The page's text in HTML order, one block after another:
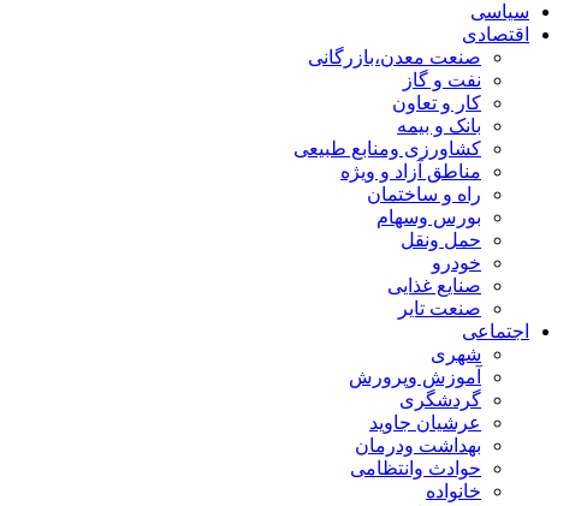
سیاسی
اقتصادی
صنعت معدن،بازرگانی
نفت و گاز
کار و تعاون
بانک و بیمه
کشاورزی ومنابع طبیعی
مناطق آزاد و ویژه
راه و ساختمان
بورس وسهام
حمل ونقل
خودرو
صنایع غذایی
صنعت تایر
اجتماعی
شهری
آموزش وپرورش
گردشگری
عرشیان جاوید
بهداشت ودرمان
حوادث وانتظامی
خانواده